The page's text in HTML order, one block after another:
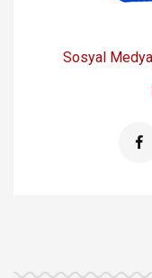
Sosyal